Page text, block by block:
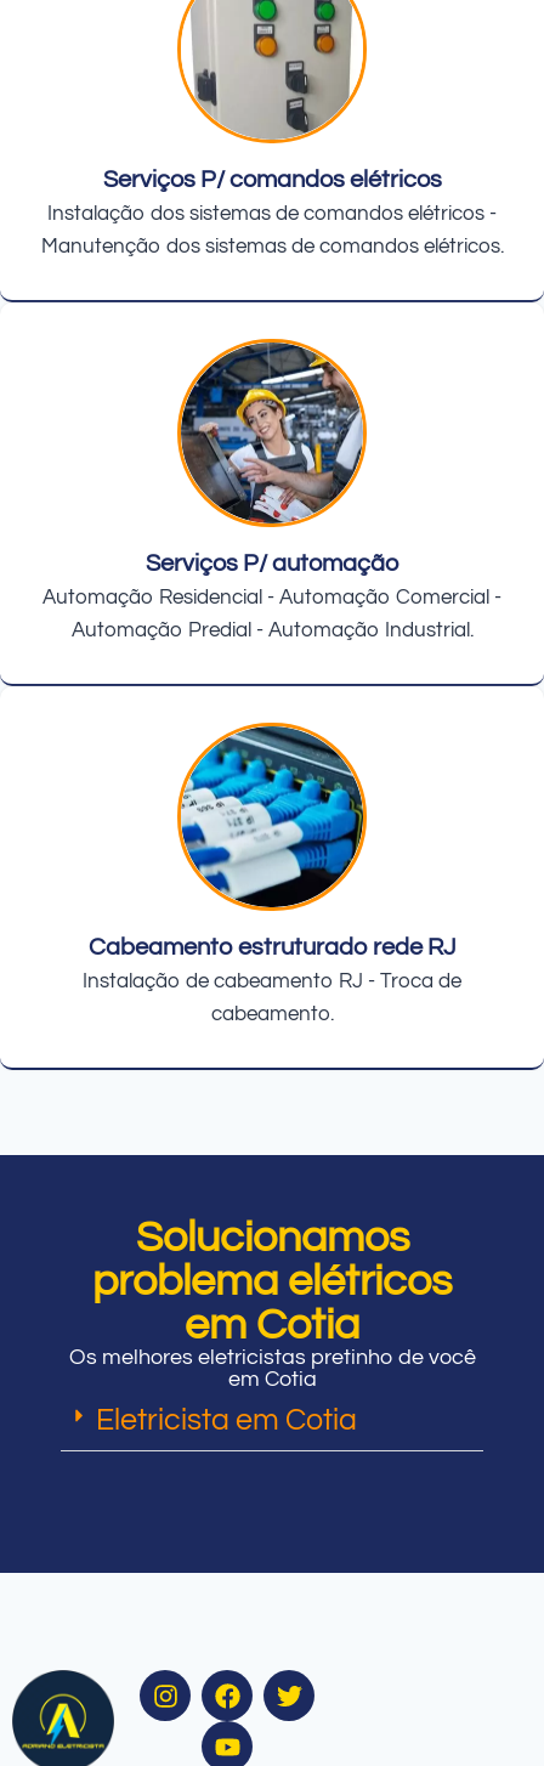
Serviços P/ comandos elétricos
Instalação dos sistemas de comandos elétricos -
Manutenção dos sistemas de comandos elétricos.
Serviços P/ automação
Automação Residencial - Automação Comercial -
Automação Predial - Automação Industrial.
Cabeamento estruturado rede RJ
Instalação de cabeamento RJ - Troca de
cabeamento.
Solucionamos
problema elétricos
em Cotia
Os melhores eletricistas pretinho de você
em Cotia
Eletricista em Cotia